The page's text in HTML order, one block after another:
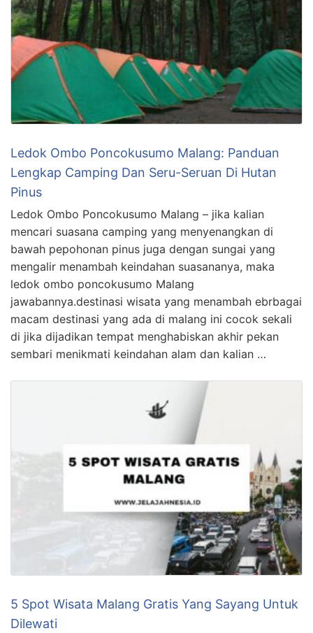
Ledok Ombo Poncokusumo Malang: Panduan
Lengkap Camping Dan Seru-Seruan Di Hutan
Pinus
Ledok Ombo Poncokusumo Malang – jika kalian
mencari suasana camping yang menyenangkan di
bawah pepohonan pinus juga dengan sungai yang
mengalir menambah keindahan suasananya, maka
ledok ombo poncokusumo Malang
jawabannya.destinasi wisata yang menambah ebrbagai
macam destinasi yang ada di malang ini cocok sekali
di jika dijadikan tempat menghabiskan akhir pekan
sembari menikmati keindahan alam dan kalian …
5 Spot Wisata Malang Gratis Yang Sayang Untuk
Dilewati